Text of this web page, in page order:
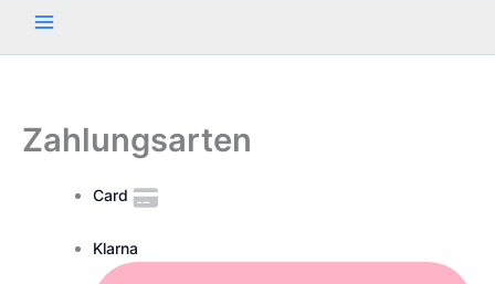
Zahlungsarten
Card
Klarna